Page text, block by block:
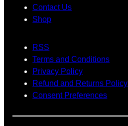
Contact Us
Shop
RSS
Terms and Conditions
Privacy Policy
Refund and Returns Policy
Consent Preferences